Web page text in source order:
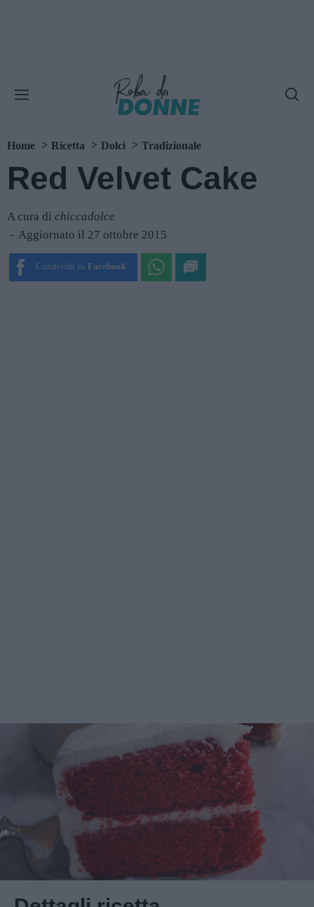
Home Ricetta Dolci Tradizionale
Red Velvet Cake
A cura di chiccadolce
Aggiornato il 27 ottobre 2015
Condividi su Facebook